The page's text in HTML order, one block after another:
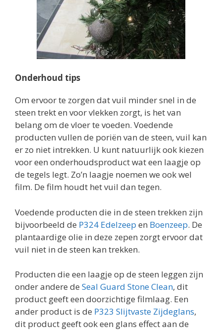
Onderhoud tips
Om ervoor te zorgen dat vuil minder snel in de
steen trekt en voor vlekken zorgt, is het van
belang om de vloer te voeden. Voedende
producten vullen de poriën van de steen, vuil kan
er zo niet intrekken. U kunt natuurlijk ook kiezen
voor een onderhoudsproduct wat een laagje op
de tegels legt. Zo’n laagje noemen we ook wel
film. De film houdt het vuil dan tegen.
Voedende producten die in de steen trekken zijn
bijvoorbeeld de P324 Edelzeep en Boenzeep. De
plantaardige olie in deze zepen zorgt ervoor dat
vuil niet in de steen kan trekken.
Producten die een laagje op de steen leggen zijn
onder andere de Seal Guard Stone Clean, dit
product geeft een doorzichtige filmlaag. Een
ander product is de P323 Slijtvaste Zijdeglans,
dit product geeft ook een glans effect aan de